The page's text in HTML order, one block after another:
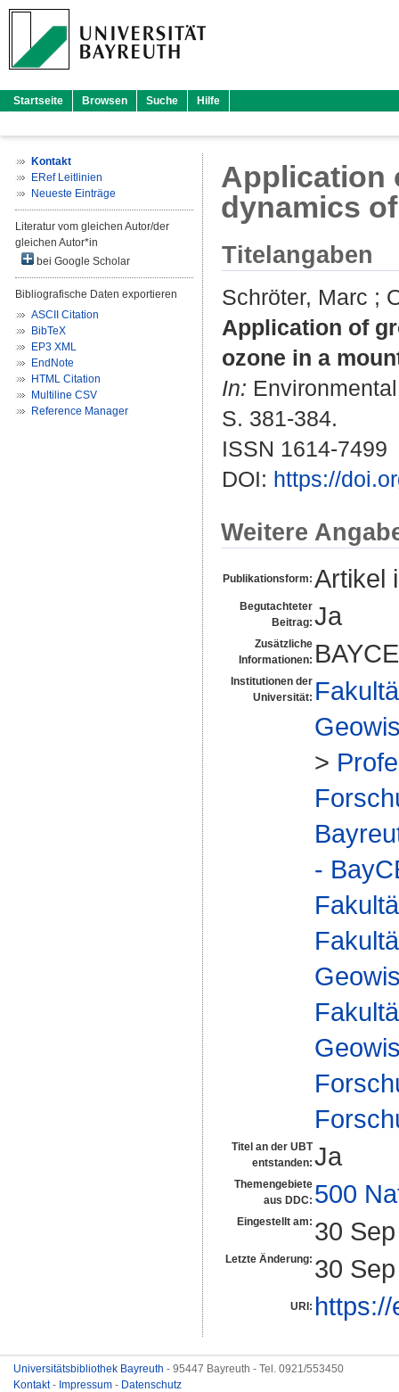
Startseite Browsen Suche Hilfe
Kontakt
ERef Leitlinien
Neueste Einträge
Literatur vom gleichen Autor/der
gleichen Autor*in
bei Google Scholar
Bibliografische Daten exportieren
ASCII Citation
BibTeX
EP3 XML
EndNote
HTML Citation
Multiline CSV
Reference Manager
Application
dynamics
Titelangaben
Schröter, Marc ;
Application of
ozone in a
In:
S. 381-384.
ISSN 1614-7499
DOI: https://
Weitere
Publikationsform: Artikel
Begutachteter
Beitrag: Ja
Zusätzliche
Informationen:
Institutionen der
Universität:
>
-
Titel an der UBT
entstanden: Ja
Themengebiete
aus DDC: 500
Eingestellt am: 30
Letzte Änderung: 30
URI:
Universitätsbibliothek Bayreuth - 95447 Bayreuth - Tel. 0921/553450
Kontakt- Impressum - Datenschutz